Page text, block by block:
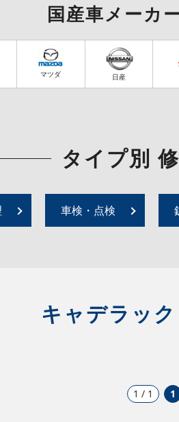
国産車メーカ
マツダ 日産
タイプ別
車検・点検
キャデラッ
1 / 1 1